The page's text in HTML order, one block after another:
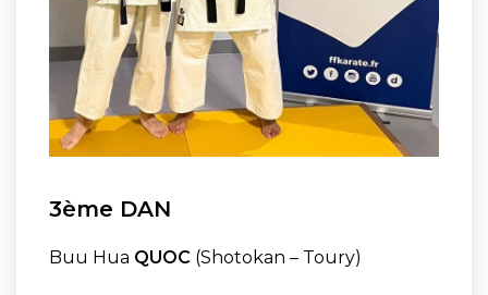
3ème DAN
Buu Hua QUOC (Shotokan – Toury)